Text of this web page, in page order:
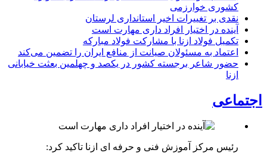
کشوری خوارزمی
نقدی بر تغییرات اخیر استانداری لرستان
آینده در اختیار افراد داری مهارت است
تکمیل فولاد ازنا با مشارکت فولاد مبارکه
اعتماد به مسئولان صیانت از منافع ایران را تضمین می‌کند
حضور شاعر برجسته کشور در یکصد و چهلمین بعثت خیابانی
ازنا
اجتماعی
رئیس مرکز آموزش فنی و حرفه ای ازنا تاکید کرد: